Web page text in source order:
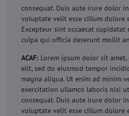
consequat. Duis aute irure dolor
voluptate velit esse cillum dolore
Excepteur sint occaecat
culpa qui officia deserunt mollit
ACAF: Lorem ipsum dolor sit
elit, sed do eiusmod tempor
magna aliqua. Ut enim ad minim
exercitation ullamco laboris nisi
consequat. Duis aute irure dolor
voluptate velit esse cillum dolore